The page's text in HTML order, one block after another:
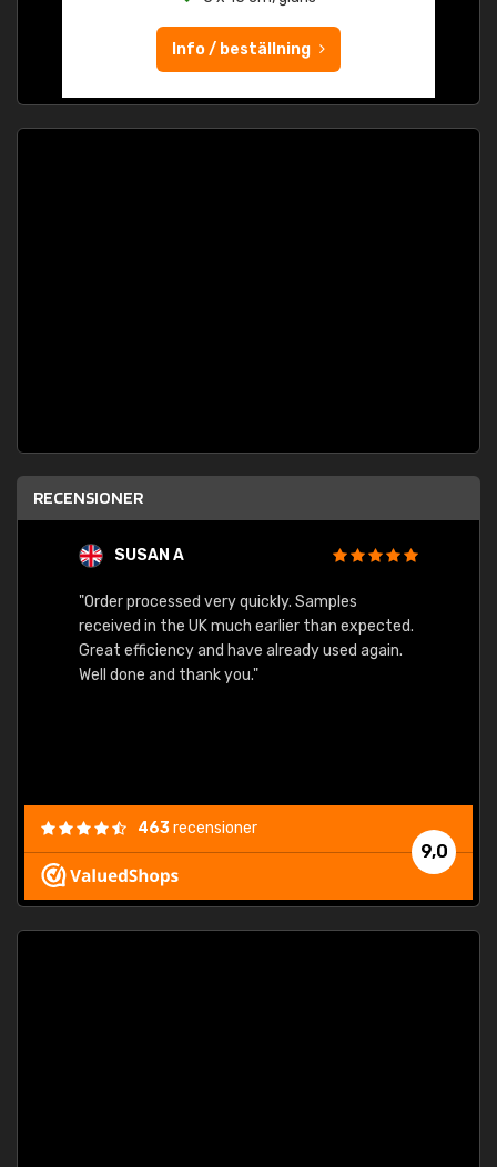
Info / beställning
RECENSIONER
SUSAN A
"Order processed very quickly. Samples
received in the UK much earlier than expected.
Great efficiency and have already used again.
Well done and thank you."
9,0
463recensioner